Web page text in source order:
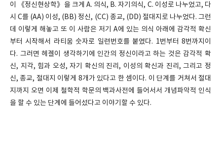
이 《정신현상학》을 크게 A. 의식, B. 자기의식, C. 이성로 나누었고, 다
시 C를 (AA) 이성, (BB) 정신, (CC) 종교, (DD) 절대지로 나누었다. 그런
데 이렇게 해놓고 또 이 사람은 저기 A에 있는 의식 아래에 감각적 확신
부터 시작해서 라티움 숫자로 일련번호를 붙였다. 1번부터 8번까지이
다. 그러면 헤겔이 생각하기에 인간의 정신이라고 하는 것은 감각적 확
신, 지각, 힘과 오성, 자기 확신의 진리, 이성의 확신과 진리, 그리고 정
신, 종교, 절대지 이렇게 8개가 있다고 한 셈이다. 이 단계를 거쳐서 절대
지까지 오면 이제 철학적 학문의 백과사전에 들어서서 개념파악적 인식
을 할 수 있는 단계에 들어섰다고 이야기할 수 있다.